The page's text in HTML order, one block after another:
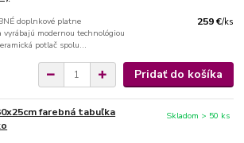
doplnkové platne
vyrábajú modernou technológiou
potlač spolu...
259 €/ks
Pridať do košíka
farebná tabuľka
Skladom > 50 ks